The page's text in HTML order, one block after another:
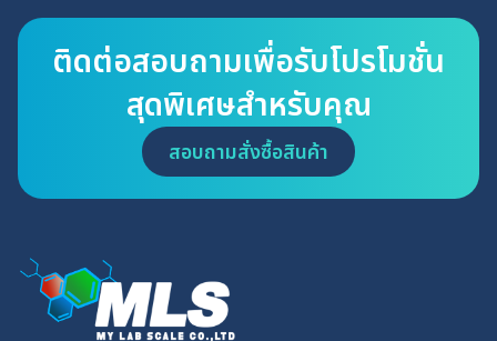
ติดต่อสอบถามเพื่อรับโปรโมชั่น
สุดพิเศษสำหรับคุณ
สอบถามสั่งซื้อสินค้า